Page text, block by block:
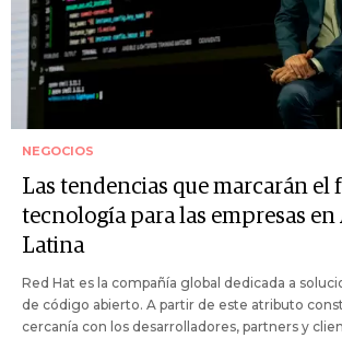
NEGOCIOS
Las tendencias que marcarán el
tecnología para las empresas en
Latina
Red Hat es la compañía global dedicada a
de código abierto. A partir de este atributo
cercanía con los desarrolladores, partners y